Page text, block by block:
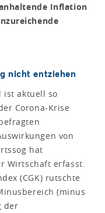
Inflation
nicht entziehen
ist aktuell so
Corona-Krise
von
hat
Wirtschaft erfasst.
(CGK) rutschte
(minus
der